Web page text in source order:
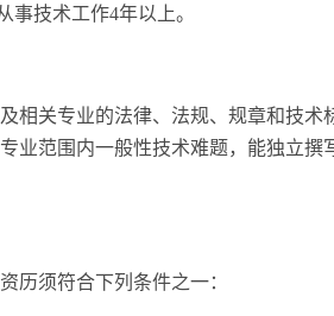
技术工作4年以上。
相关专业的法律、法规、规章和技术
业范围内一般性技术难题，能独立撰
历须符合下列条件之一：